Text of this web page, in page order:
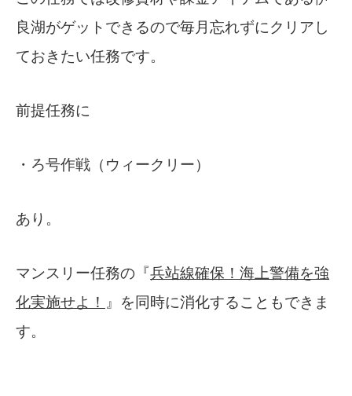
良湖がゲットできるので毎月忘れずにクリアし
ておきたい任務です。
前提任務に
・ろ号作戦（ウィークリー）
あり。
マンスリー任務の『兵站線確保！海上警備を強
化実施せよ！
』を同時に消化することもできま
す。